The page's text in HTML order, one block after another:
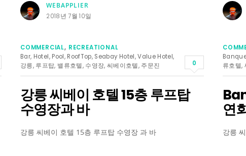
WEBAPPLIER
2018년 7월 10일
COMMERCIAL, RECREATIONAL
Bar, Hotel, Pool, RoofTop, Seabay Hotel,Value Hotel,
강릉, 루프탑, 밸류호텔, 수영장,씨베이호텔, 주문진 0
강릉 씨베이 호텔 15층 루프탑
수영장과 바
강릉 씨베이 호텔 15층 루프탑 수영장 과 바
류호텔,
연
강릉